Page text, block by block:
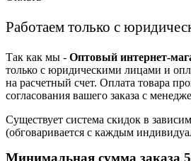
Работаем только с
Так как мы - Оптовый интернет-
только с юридическими лицами и
на расчетный счет. Оплата товара
согласования вашего заказа с
Существует система скидок в
(обговаривается с каждым